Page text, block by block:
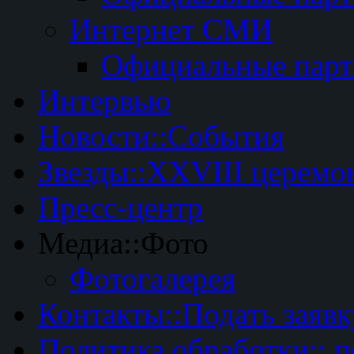
Интернет СМИ
Официальные
Интервью
Новости::События
Звезды::XXVIII
Пресс-центр
Медиа::Фото
Фотогалерея
Контакты::Подать